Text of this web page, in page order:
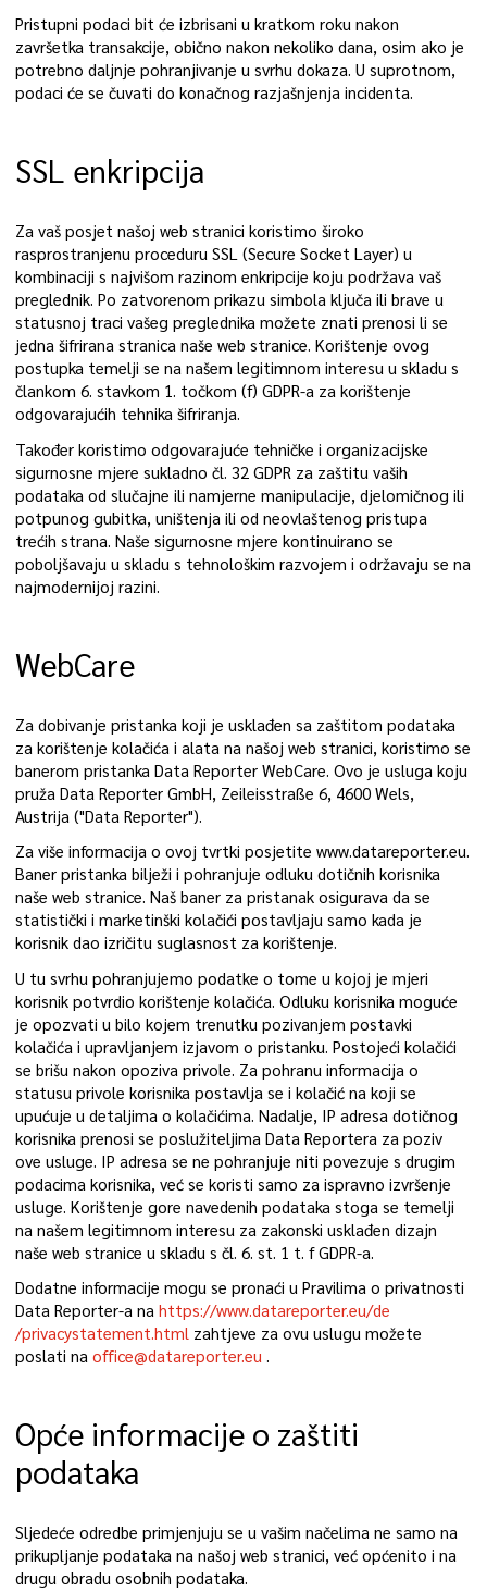
Pristupni podaci bit će izbrisani u kratkom roku nakon
završetka transakcije, obično nakon nekoliko dana, osim ako je
potrebno daljnje pohranjivanje u svrhu dokaza. U suprotnom,
podaci će se čuvati do konačnog razjašnjenja incidenta.
SSL enkripcija
Za vaš posjet našoj web stranici koristimo široko
rasprostranjenu proceduru SSL (Secure Socket Layer) u
kombinaciji s najvišom razinom enkripcije koju podržava vaš
preglednik. Po zatvorenom prikazu simbola ključa ili brave u
statusnoj traci vašeg preglednika možete znati prenosi li se
jedna šifrirana stranica naše web stranice. Korištenje ovog
postupka temelji se na našem legitimnom interesu u skladu s
člankom 6. stavkom 1. točkom (f) GDPR-a za korištenje
odgovarajućih tehnika šifriranja.
Također koristimo odgovarajuće tehničke i organizacijske
sigurnosne mjere sukladno čl. 32 GDPR za zaštitu vaših
podataka od slučajne ili namjerne manipulacije, djelomičnog ili
potpunog gubitka, uništenja ili od neovlaštenog pristupa
trećih strana. Naše sigurnosne mjere kontinuirano se
poboljšavaju u skladu s tehnološkim razvojem i održavaju se na
najmodernijoj razini.
WebCare
Za dobivanje pristanka koji je usklađen sa zaštitom podataka
za korištenje kolačića i alata na našoj web stranici, koristimo se
banerom pristanka Data Reporter WebCare. Ovo je usluga koju
pruža Data Reporter GmbH, Zeileisstraße 6, 4600 Wels,
Austrija ("Data Reporter").
Za više informacija o ovoj tvrtki posjetite www.datareporter.eu.
Baner pristanka bilježi i pohranjuje odluku dotičnih korisnika
naše web stranice. Naš baner za pristanak osigurava da se
statistički i marketinški kolačići postavljaju samo kada je
korisnik dao izričitu suglasnost za korištenje.
U tu svrhu pohranjujemo podatke o tome u kojoj je mjeri
korisnik potvrdio korištenje kolačića. Odluku korisnika moguće
je opozvati u bilo kojem trenutku pozivanjem postavki
kolačića i upravljanjem izjavom o pristanku. Postojeći kolačići
se brišu nakon opoziva privole. Za pohranu informacija o
statusu privole korisnika postavlja se i kolačić na koji se
upućuje u detaljima o kolačićima. Nadalje, IP adresa dotičnog
korisnika prenosi se poslužiteljima Data Reportera za poziv
ove usluge. IP adresa se ne pohranjuje niti povezuje s drugim
podacima korisnika, već se koristi samo za ispravno izvršenje
usluge. Korištenje gore navedenih podataka stoga se temelji
na našem legitimnom interesu za zakonski usklađen dizajn
naše web stranice u skladu s čl. 6. st. 1 t. f GDPR-a.
Dodatne informacije mogu se pronaći u Pravilima o privatnosti
Data Reporter-a nahttps://www.datareporter.eu/de
/privacystatement.html zahtjeve za ovu uslugu možete
poslati naoffice@datareporter.eu .
Opće informacije o zaštiti
podataka
Sljedeće odredbe primjenjuju se u vašim načelima ne samo na
prikupljanje podataka na našoj web stranici, već općenito i na
drugu obradu osobnih podataka.